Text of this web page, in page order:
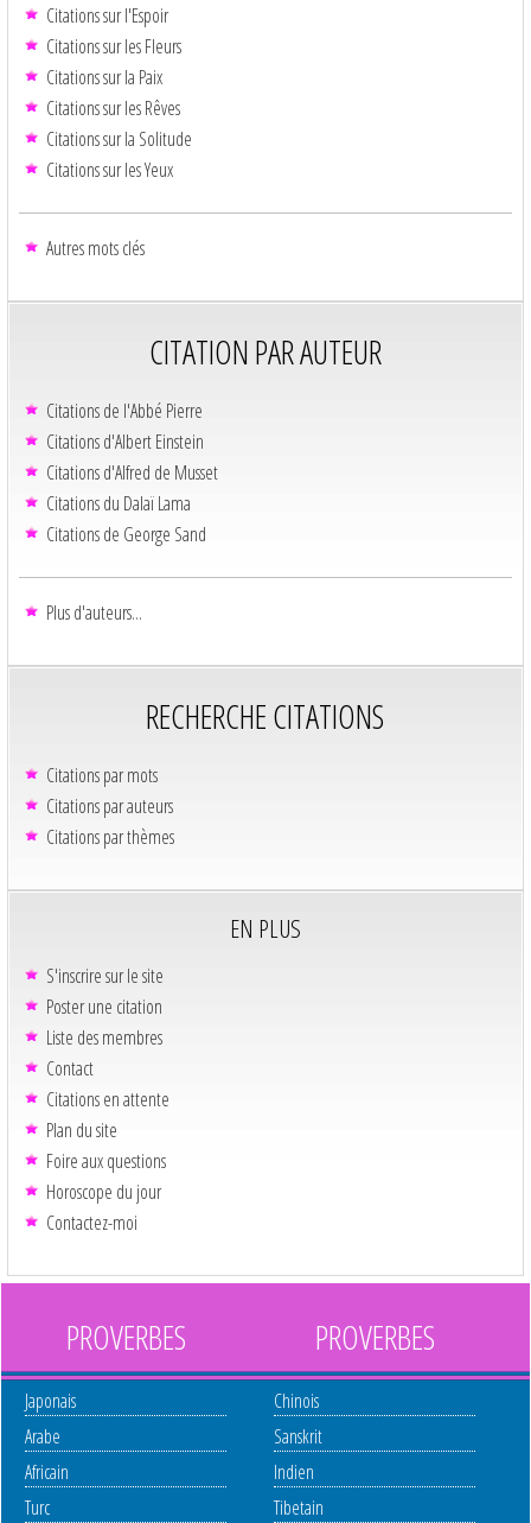
Citations sur l'Espoir
Citations sur les Fleurs
Citations sur la Paix
Citations sur les Rêves
Citations sur la Solitude
Citations sur les Yeux
Autres mots clés
CITATION PAR AUTEUR
Citations de l'Abbé Pierre
Citations d'Albert Einstein
Citations d'Alfred de Musset
Citations du Dalaï Lama
Citations de George Sand
Plus d'auteurs...
RECHERCHE CITATIONS
Citations par mots
Citations par auteurs
Citations par thèmes
EN PLUS
S'inscrire sur le site
Poster une citation
Liste des membres
Contact
Citations en attente
Plan du site
Foire aux questions
Horoscope du jour
Contactez-moi
PROVERBES
Japonais
Arabe
Africain
Turc
PROVERBES
Chinois
Sanskrit
Indien
Tibetain